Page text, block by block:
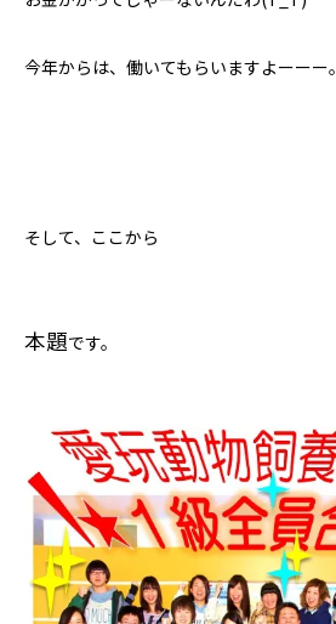
今年からは、働いてもらいますよーーー。
そして、ここから
本題です。